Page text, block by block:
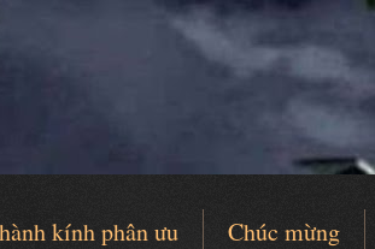
kính phân ưu Chúc mừng